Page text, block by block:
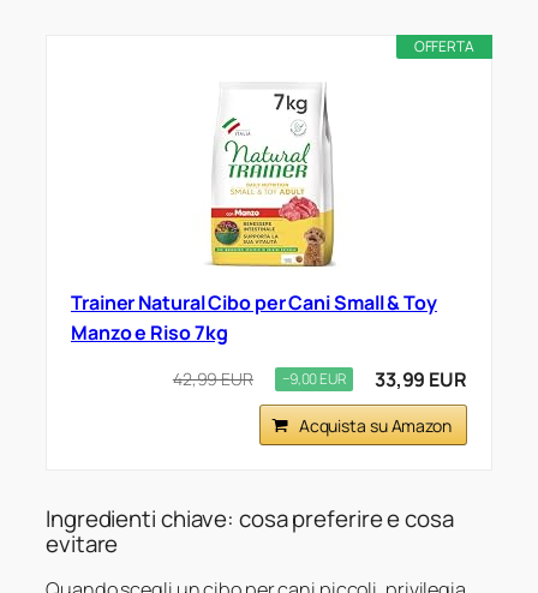
OFFERTA
Trainer Natural Cibo per Cani Small & Toy
Manzo e Riso 7kg
42,99 EUR −9,00 EUR 33,99 EUR
Acquista su Amazon
Ingredienti chiave: cosa preferire e cosa
evitare